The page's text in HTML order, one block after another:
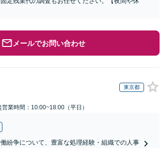
メールでお問い合わせ
東京都
営業時間：10:00~18:00（平日）
紛争について、豊富な処理経験・組織での人事